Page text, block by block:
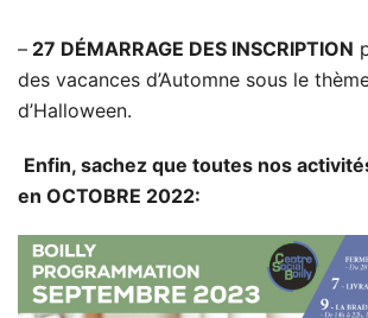
– 27 DÉMARRAGE DES INSCRIPTION
des vacances d’Automne sous le
d’Halloween.
Enfin, sachez que toutes nos
en OCTOBRE 2022: